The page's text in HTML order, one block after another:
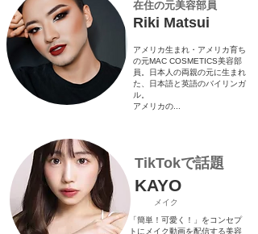
在住の元美容部員
​Riki Matsui
アメリカ生まれ・アメリカ育ち
の元MAC COSMETICS美容部
員。日本人の両親の元に生まれ
た、日本語と英語のバイリンガ
ル。
アメリカの...
TikTokで話題
KAYO
メイク
「簡単！可愛く！」をコンセプ
トにメイク動画を配信する美容